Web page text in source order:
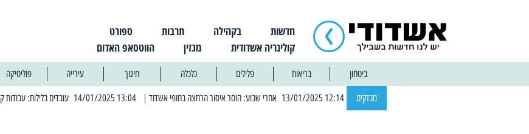
חדשות בקהילה תרבות
ספורט
קולינריה אשדודית
מגזין הווטסאפ האדום
ביטחון בריאות פלילים כלכלה חינוך עירייה פוליטיקה
מבזקים | 13:04 14/01/2025 עובדים בלילות: עבודות קרצוף וריבוד אספלט